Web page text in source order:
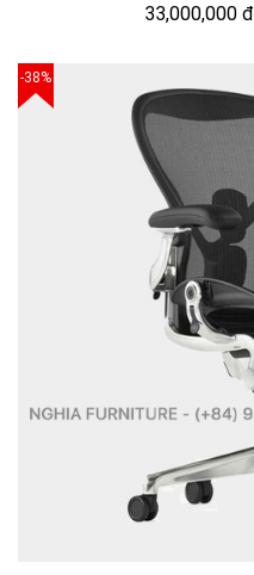
33,000,000 đ
-38%